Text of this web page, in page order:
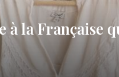
à la Française